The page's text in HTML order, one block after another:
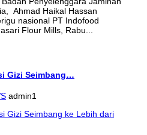
Ahmad Haikal Hassan
nasional PT Indofood
Flour Mills, Rabu...
Gizi Seimbang…
admin1